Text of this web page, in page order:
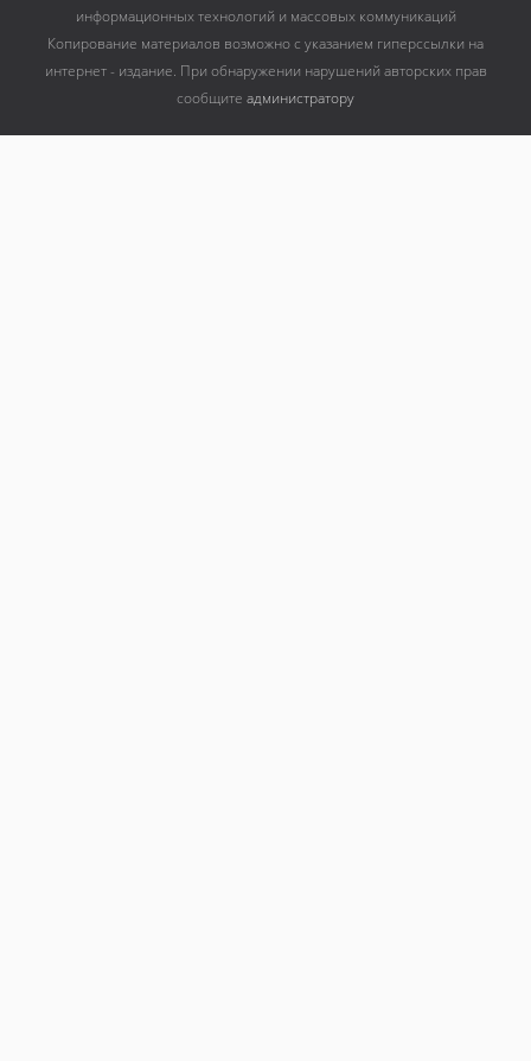
информационных технологий и массовых коммуникаций
Копирование материалов возможно с указанием гиперссылки на
интернет - издание. При обнаружении нарушений авторских прав
сообщите администратору